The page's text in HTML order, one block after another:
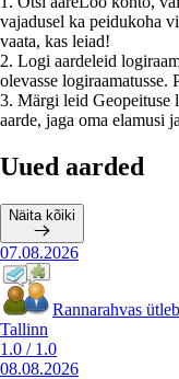
vajadusel ka peidukoha
vaata, kas leiad!
2. Logi aardeleid
olevasse logiraamatusse.
3. Märgi leid Geopeituse
aarde, jaga oma elamusi
Uued aarded
Näita kõiki
07.08.2026
Rannarahvas
Tallinn
1.0 / 1.0
08.08.2026